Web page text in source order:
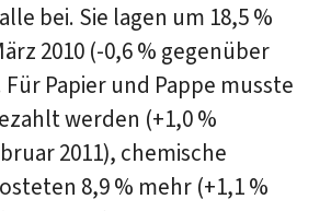
bei. Sie lagen um 18,5 %
2010 (-0,6 % gegenüber
Für Papier und Pappe musste
werden (+1,0 %
2011), chemische
8,9 % mehr (+1,1 %